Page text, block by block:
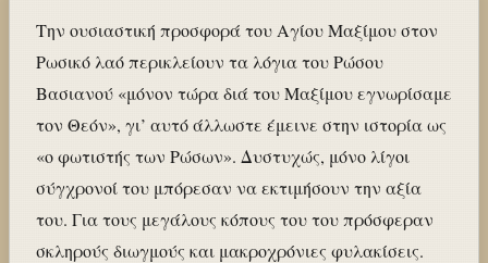
Την ουσιαστική προσφορά του Αγίου Μαξίμου στον
Ρωσικό λαό περικλείουν τα λόγια του Ρώσου
Βασιανού «μόνον τώρα διά του Μαξίμου εγνωρίσαμε
τον Θεόν», γι’ αυτό άλλωστε έμεινε στην ιστορία ως
«ο φωτιστής των Ρώσων». Δυστυχώς, μόνο λίγοι
σύγχρονοί του μπόρεσαν να εκτιμήσουν την αξία
του. Για τους μεγάλους κόπους του του πρόσφεραν
σκληρούς διωγμούς και μακροχρόνιες φυλακίσεις.